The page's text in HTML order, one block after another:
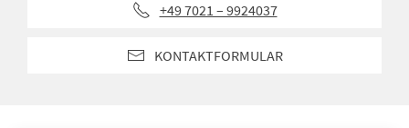
+49 7021 – 9924037
KONTAKTFORMULAR